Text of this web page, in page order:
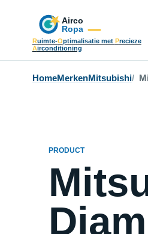
Ruimte-Optimalisatie met Precieze
Airconditioning
HomeMerkenMitsubishi
PRODUCT